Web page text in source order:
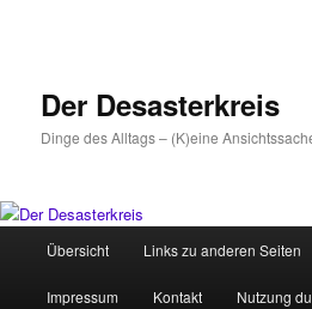
Der Desasterkreis
Dinge des Alltags – (K)eine
HauptmenüÜbersicht Links zu anderen Seiten
Impressum Kontakt Nutzung